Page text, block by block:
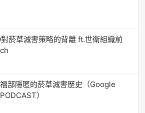
菸草減害策略的背離 ft.世衛組織前
部隱匿的菸草減害歷史（Google
）